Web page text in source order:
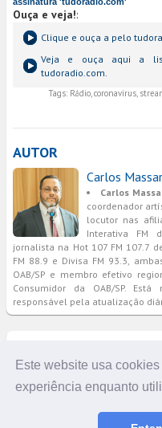
Este website usa
experiência enquanto
Ouça e veja!:
Clique e ouça a pelo
Veja e ouça aqui a
tudoradio.com.
Tags: Rádio, coronavírus,
AUTOR
Carlos
Carlos
coordenador
locutor nas
Interativa FM
jornalista na Hot 107 FM 107.7
FM 88.9 e Divisa FM 93.3,
OAB/SP e membro efetivo
Consumidor da OAB/SP. Está
responsável pela atualização
Versão completa do portal